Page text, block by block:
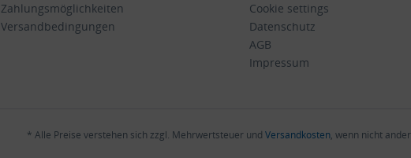
Zahlungsmöglichkeiten
Versandbedingungen
Cookie settings
Datenschutz
AGB
Impressum
* Alle Preise verstehen sich zzgl. Mehrwertsteuer und Versandkosten, wenn nicht